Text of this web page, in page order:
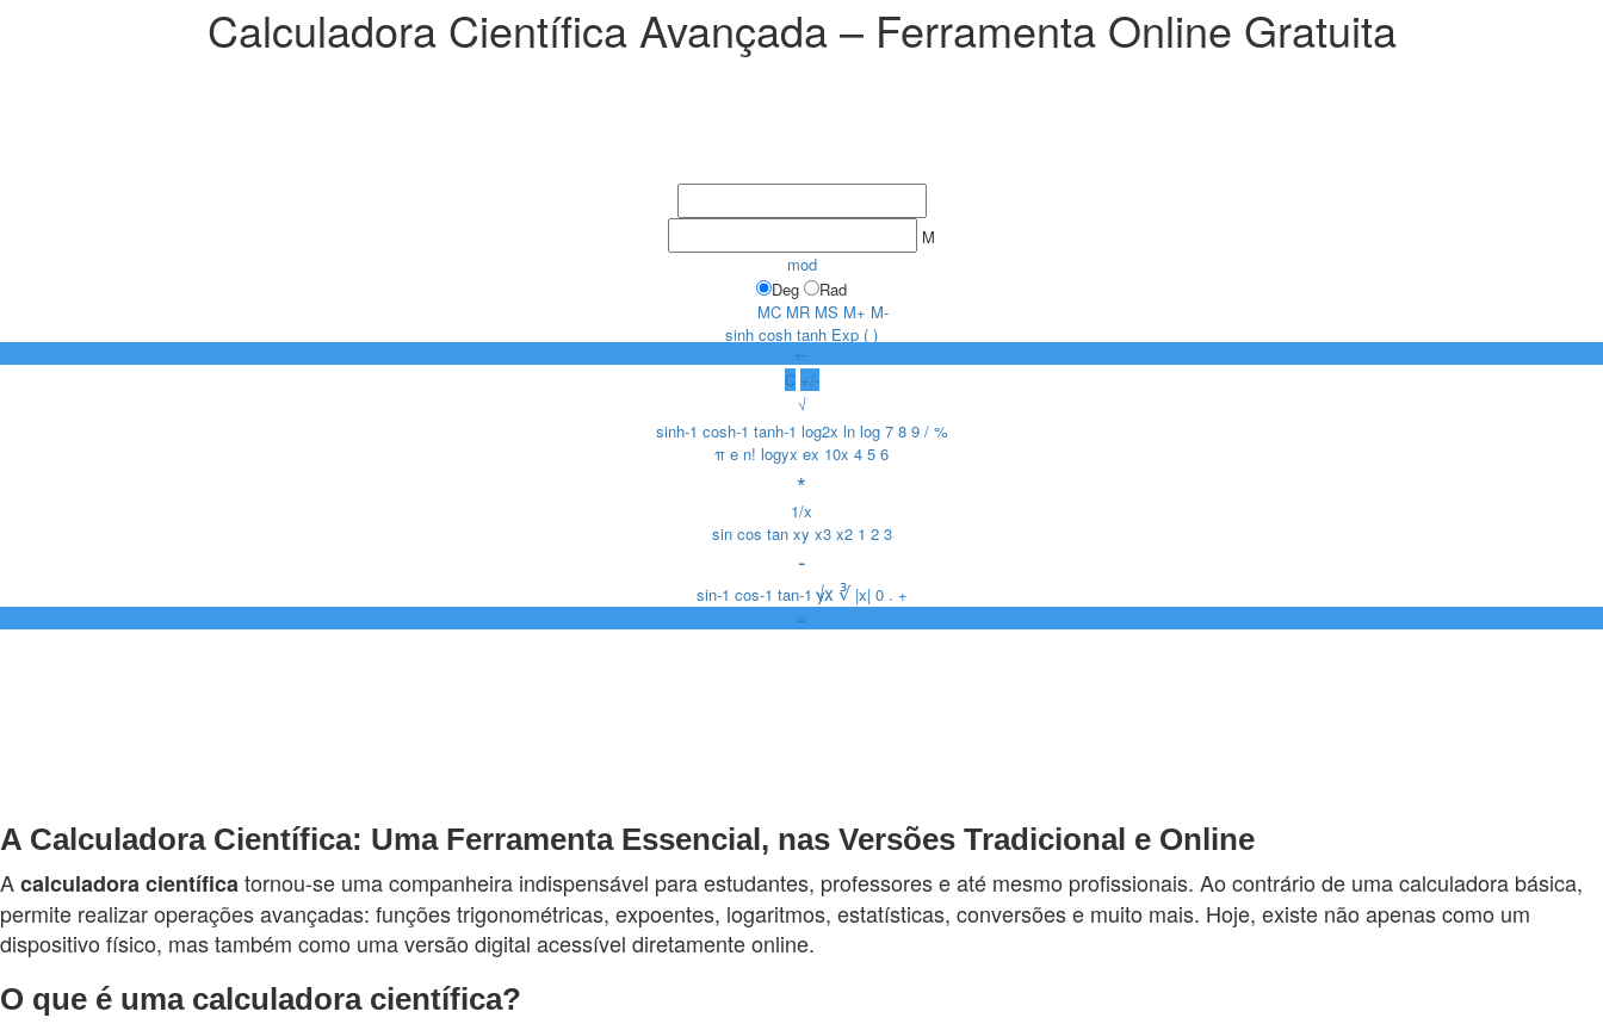
Calculadora Científica Avançada – Ferramenta Online Gratuita
M
mod
Deg
Rad
MC MR MS M+ M-
sinh cosh tanh Exp ( )
←
C +/-
√
sinh-1 cosh-1 tanh-1 log2x ln log 7 8 9 / %
π e n! logyx ex 10x 4 5 6
*
1/x
sin cos tan xy x3 x2 1 2 3
-
sin-1 cos-1 tan-1 y
√x ∛ |x| 0 . +
=
A Calculadora Científica: Uma Ferramenta Essencial, nas Versões Tradicional e Online
Acalculadoracientíficatornou-se uma companheira indispensável para estudantes, professores e até mesmo profissionais. Ao contrário de uma calculadora básica,
permite realizar operações avançadas: funções trigonométricas, expoentes, logaritmos, estatísticas, conversões e muito mais. Hoje, existe não apenas como um
dispositivo físico, mas também como uma versão digital acessível diretamente online.
O que é uma calculadora científica?